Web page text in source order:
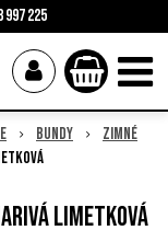
997 225
Bundy
Zimné
limetková